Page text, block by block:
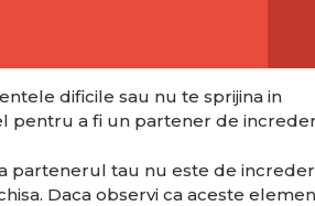
dificile sau nu te sprijina in
pentru a fi un partener de
partenerul tau nu este de
Daca observi ca aceste